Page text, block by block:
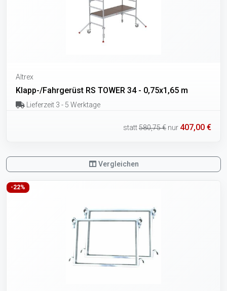
Altrex
Klapp-/Fahrgerüst RS TOWER 34 - 0,75x1,65 m
Lieferzeit 3 - 5 Werktage
statt580,75 € nur 407,00 €
Vergleichen
-22%